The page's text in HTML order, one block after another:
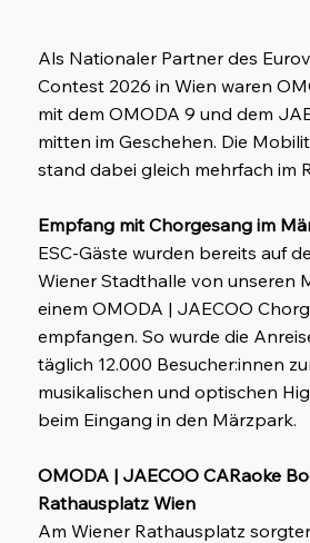
Als Nationaler Partner des
Contest 2026 in Wien waren
mit dem OMODA 9 und dem
mitten im Geschehen. Die
stand dabei gleich mehrfach im
Empfang mit Chorgesang im
ESC-Gäste wurden bereits auf
Wiener Stadthalle von unseren
einem OMODA | JAECOO
empfangen. So wurde die
täglich 12.000 Besucher:innen
musikalischen und optischen
beim Eingang in den Märzpark.
OMODA | JAECOO CARaoke
Rathausplatz Wien
Am Wiener Rathausplatz